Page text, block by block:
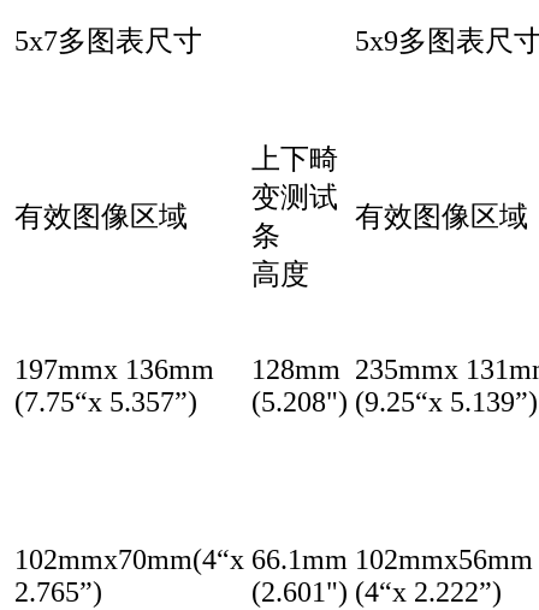
5x7多图表尺寸 5x9多图表尺
有效图像区域
上下畸
变测试
条
高度
有效图像区域
197mmx 136mm
(7.75“x 5.357”)
128mm
(5.208")
235mmx
(9.25“x 5.139”)
102mmx70mm(4“x
2.765”)
66.1mm
(2.601")
102mmx56mm
(4“x 2.222”)